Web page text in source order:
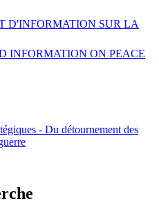
D'INFORMATION SUR LA
INFORMATION ON PEACE
- Du détournement des